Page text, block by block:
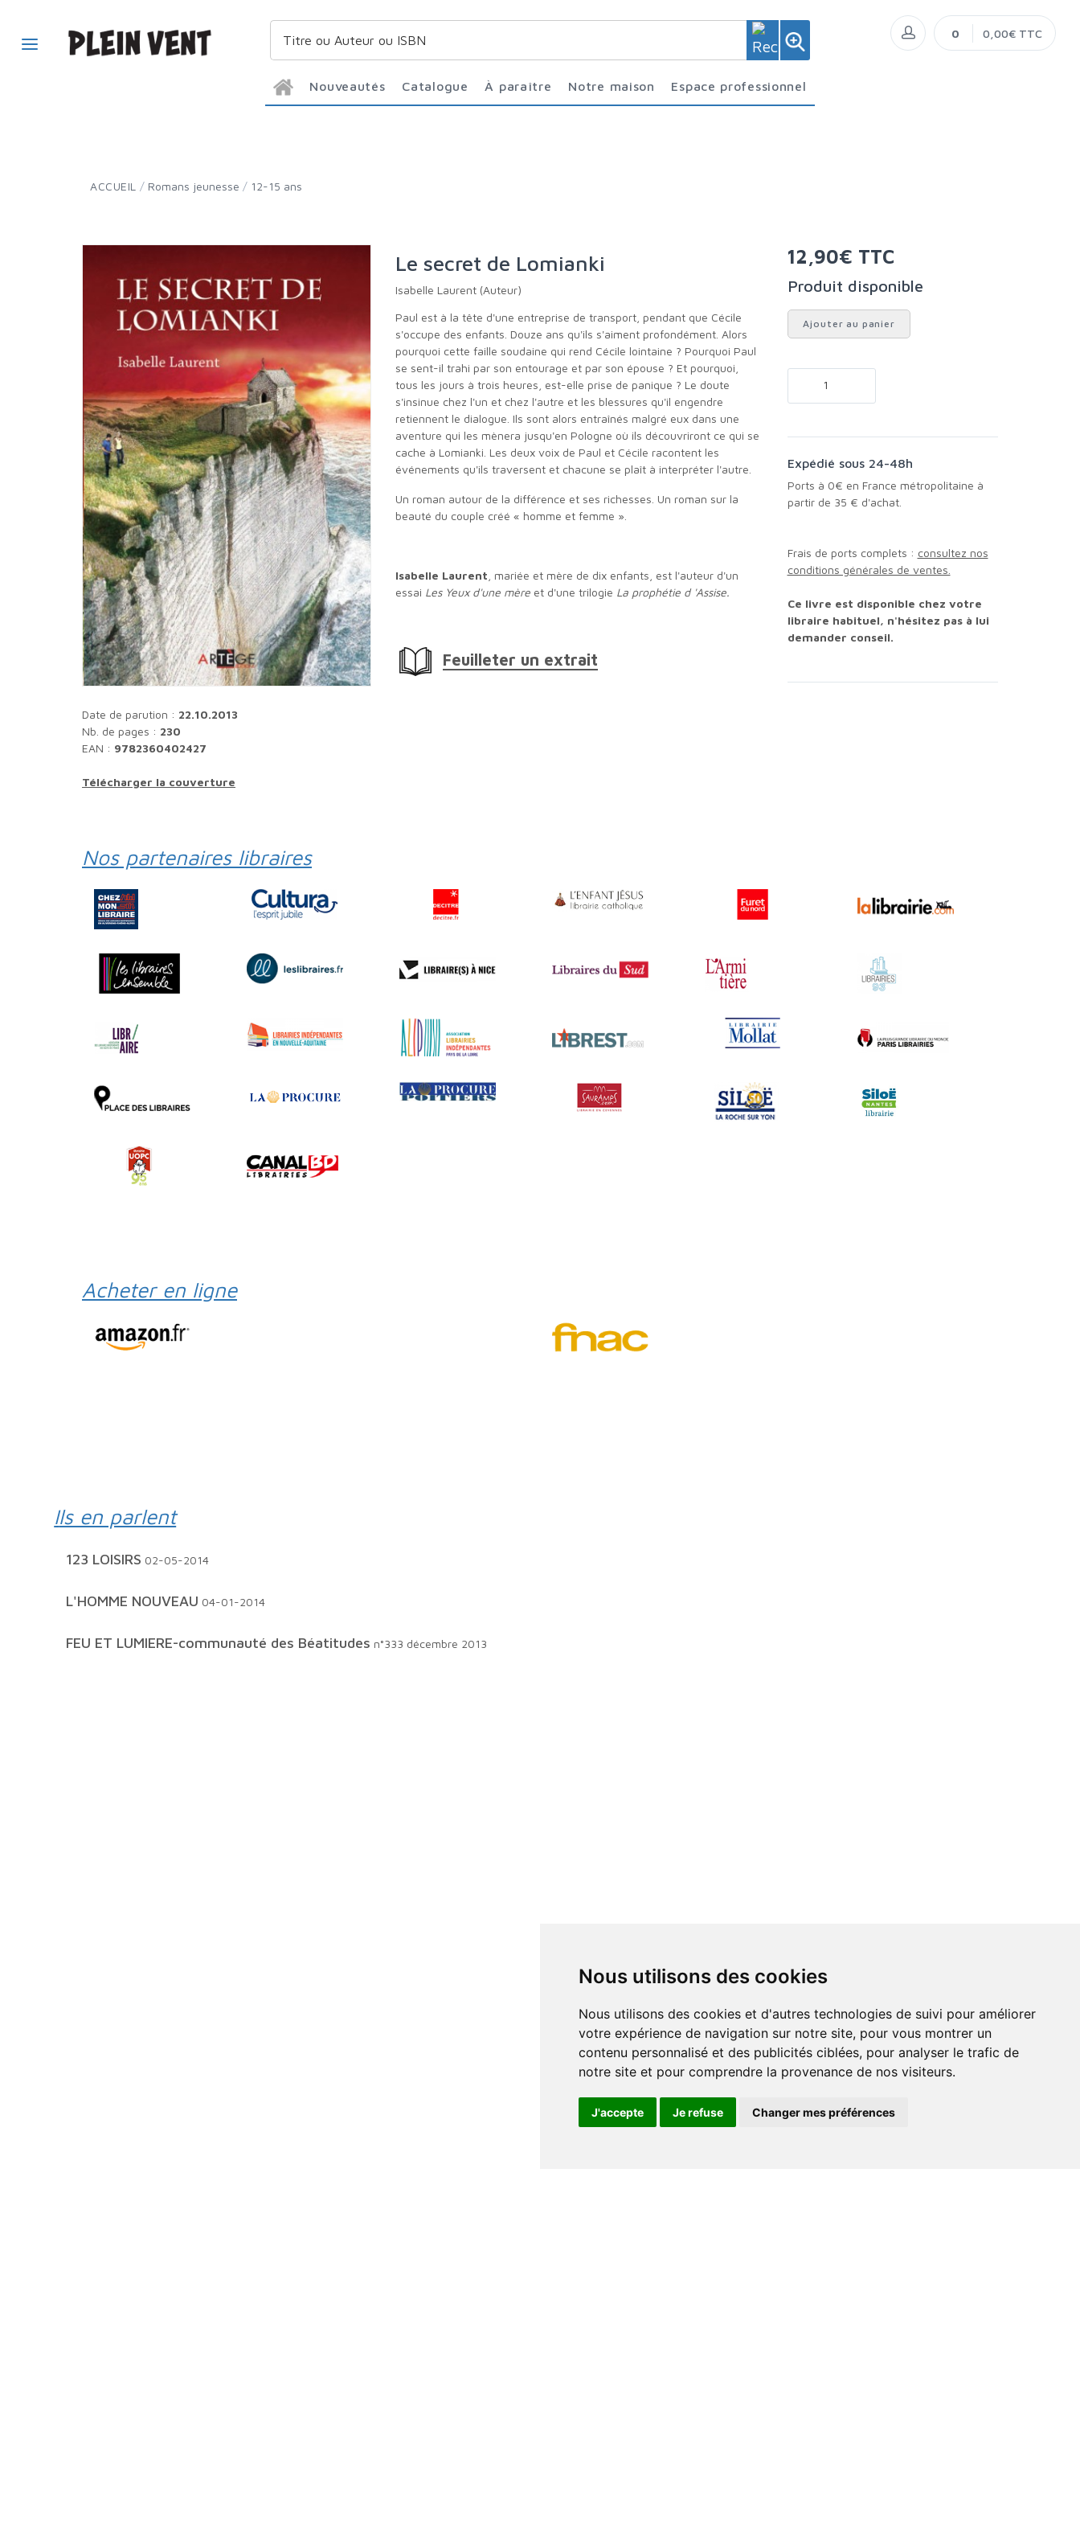
Nous utilisons des cookies
Nous utilisons des cookies et d'autres technologies de suivi pour améliorer
votre expérience de navigation sur notre site, pour vous montrer un
contenu personnalisé et des publicités ciblées, pour analyser le trafic de
notre site et pour comprendre la provenance de nos visiteurs.
J'accepte Je refuse Changer mes préférences
Nouveautés Catalogue À paraître Notre maison Espace professionnel
0 0,00€ TTC
ACCUEIL / Romans jeunesse / 12-15 ans
Date de parution : 22.10.2013
Nb. de pages : 230
EAN : 9782360402427
Télécharger la couverture
Le secret de Lomianki
Isabelle Laurent (Auteur)
Paul est à la tête d'une entreprise de transport, pendant que Cécile
s'occupe des enfants. Douze ans qu'ils s'aiment profondément. Alors
pourquoi cette faille soudaine qui rend Cécile lointaine ? Pourquoi Paul
se sent-il trahi par son entourage et par son épouse ? Et pourquoi,
tous les jours à trois heures, est-elle prise de panique ? Le doute
s'insinue chez l'un et chez l'autre et les blessures qu'il engendre
retiennent le dialogue. Ils sont alors entraînés malgré eux dans une
aventure qui les mènera jusqu'en Pologne où ils découvriront ce qui se
cache à Lomianki. Les deux voix de Paul et Cécile racontent les
événements qu'ils traversent et chacune se plaît à interpréter l'autre.
Un roman autour de la différence et ses richesses. Un roman sur la
beauté du couple créé « homme et femme ».
Isabelle Laurent , mariée et mère de dix enfants, est l'auteur d'un
essai Les Yeux d'une mère et d'une trilogie La prophétie d 'Assise.
Feuilleter un extrait
12,90€ TTC
Produit disponible
Ajouter au panier
Expédié sous 24-48h
Ports à 0€ en France métropolitaine à
partir de 35 € d'achat.
Frais de ports complets : consultez nos
conditions générales de ventes.
Ce livre est disponible chez votre
libraire habituel, n'hésitez pas à lui
demander conseil.
Nos partenaires libraires
Acheter en ligne
Ils en parlent
123 LOISIRS 02-05-2014
L'HOMME NOUVEAU 04-01-2014
FEU ET LUMIERE-communauté des Béatitudes n°333 décembre 2013